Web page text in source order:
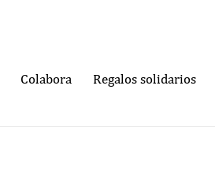
Colabora Regalos solidarios